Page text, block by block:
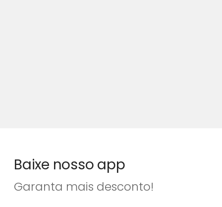
Baixe nosso app
Garanta mais desconto!